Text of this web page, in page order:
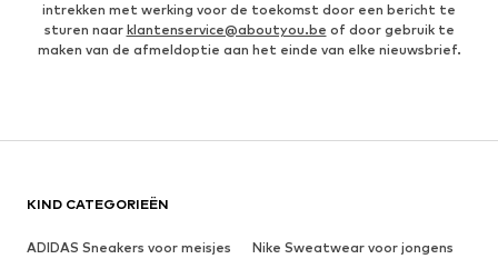
intrekken met werking voor de toekomst door een bericht te
sturen naar klantenservice@aboutyou.be of door gebruik te
maken van de afmeldoptie aan het einde van elke nieuwsbrief.
KIND CATEGORIEËN
ADIDAS Sneakers voor meisjes
Nike Sweatwear voor jongens